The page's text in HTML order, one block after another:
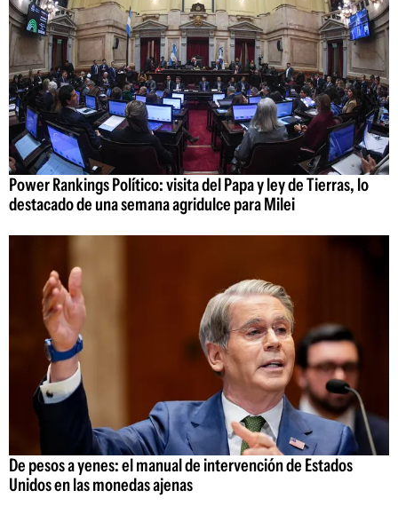
Power Rankings Político: visita del Papa y ley de Tierras, lo
destacado de una semana agridulce para Milei
De pesos a yenes: el manual de intervención de Estados
Unidos en las monedas ajenas